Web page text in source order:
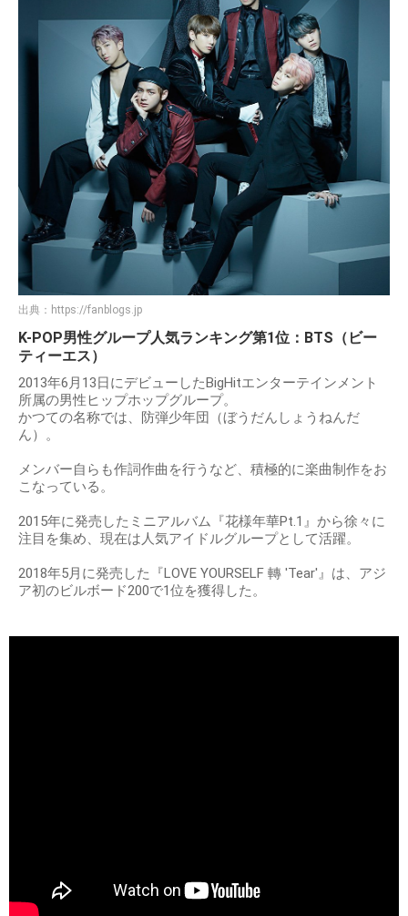
出典： https://fanblogs.jp
K-POP男性グループ人気ランキング第1位：BTS（ビー
ティーエス）
2013年6月13日にデビューしたBigHitエンターテインメント
所属の男性ヒップホップグループ。
かつての名称では、防弾少年団（ぼうだんしょうねんだ
ん）。
メンバー自らも作詞作曲を行うなど、積極的に楽曲制作をお
こなっている。
2015年に発売したミニアルバム『花様年華Pt.1』から徐々に
注目を集め、現在は人気アイドルグループとして活躍。
2018年5月に発売した『LOVE YOURSELF 轉 'Tear'』は、アジ
ア初のビルボード200で1位を獲得した。